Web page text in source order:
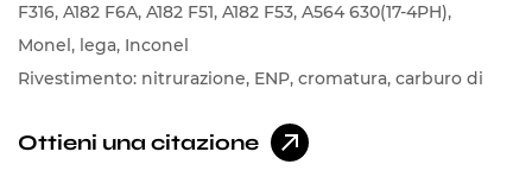
F316, A182 F6A, A182 F51, A182 F53, A564 630(17-4PH),
Monel, lega, Inconel
Rivestimento: nitrurazione, ENP, cromatura, carburo di
leghe a base di nichel, stellite a spruzzo, lega di nichel a
Ottieni una citazione